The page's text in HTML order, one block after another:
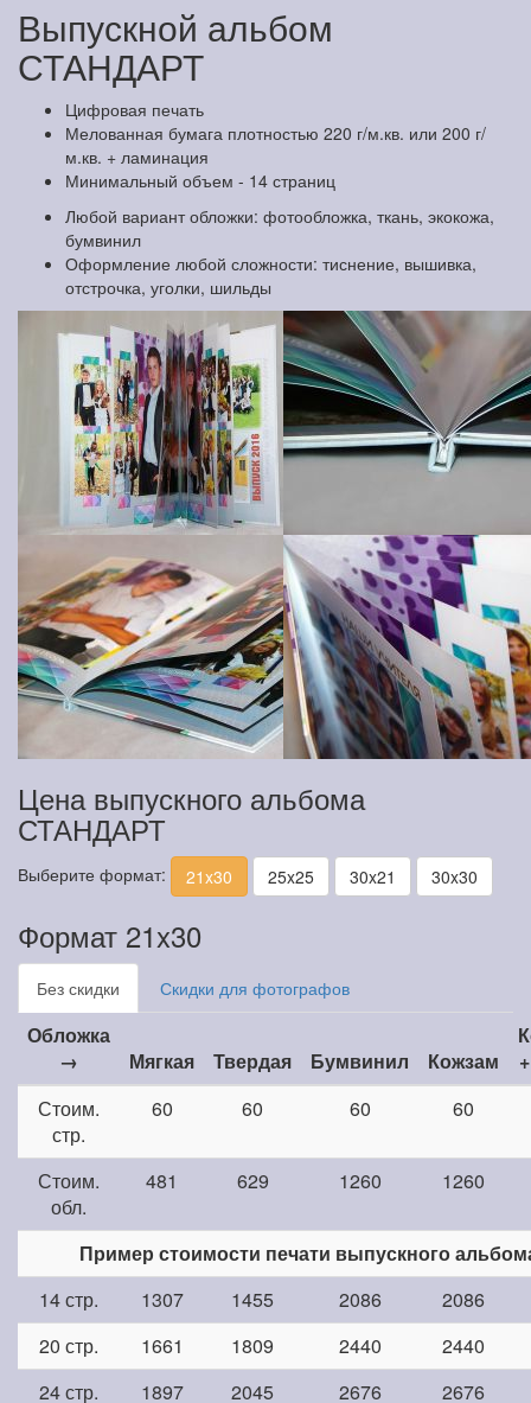
Выпускной альбом
СТАНДАРТ
Цифровая печать
Мелованная бумага плотностью 220 г/м.кв. или 200 г/
м.кв. + ламинация
Минимальный объем - 14 страниц
Любой вариант обложки: фотообложка, ткань, экокожа,
бумвинил
Оформление любой сложности: тиснение, вышивка,
отстрочка, уголки, шильды
Цена выпускного альбома
СТАНДАРТ
Выберите формат: 21x30 25x25 30x21 30x30
Формат 21x30
Без скидки Скидки для фотографов
Обложка
→
Мягкая Твердая Бумвинил Кожзам
Стоим.
стр.
60 60 60 60
Стоим.
обл.
481 629 1260 1260
Пример стоимости печати выпускного
14 стр.
1307 1455 2086
2086
20 стр.
1661 1809 2440
2440
24 стр.
1897 2045 2676 2676